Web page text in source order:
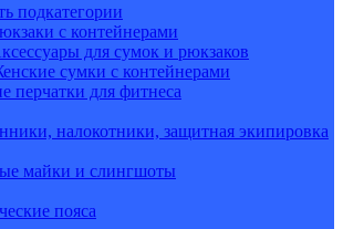
подкатегории
с контейнерами
для сумок и рюкзаков
сумки с контейнерами
перчатки для фитнеса
налокотники, защитная экипировка
майки и слингшоты
пояса